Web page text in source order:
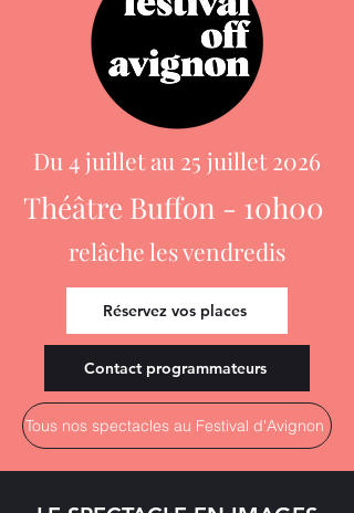
Du 4 juillet au 25 juillet 2026
Théâtre Buffon - 10h00
relâche les vendredis
Réservez vos places
Contact programmateurs
Tous nos spectacles au Festival d'Avignon